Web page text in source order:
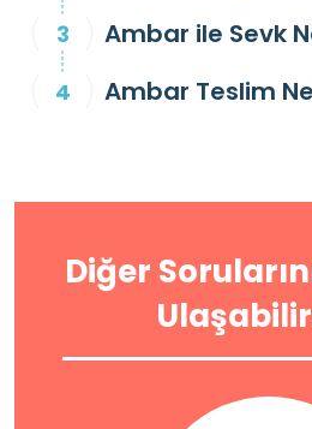
Ambar ile Sevk
Ambar Teslim
Diğer